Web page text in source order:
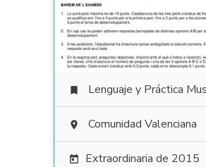
 Lenguaje y Práctica
 Comunidad Valenciana
 Extraordinaria de 2015